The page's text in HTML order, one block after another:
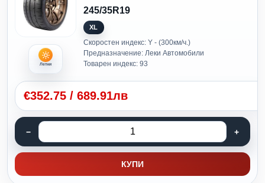
Летни
245/35R19
XL
Скоростен индекс: Y - (300км/ч.)
Предназначение: Леки Автомобили
Товарен индекс: 93
€352.75 / 689.91лв
КУПИ